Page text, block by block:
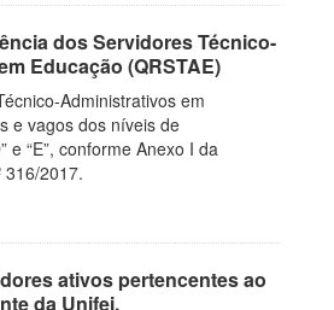
dos Servidores Técnico-
Educação (QRSTAE)
Administrativos em
e vagos dos níveis de
e “E”, conforme Anexo I da
316/2017.
ativos pertencentes ao
da Unifei.